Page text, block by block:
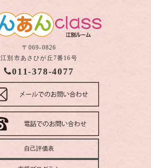
〒069-0826
江別市あさひが丘7番16号
011-378-4077
自己評価表